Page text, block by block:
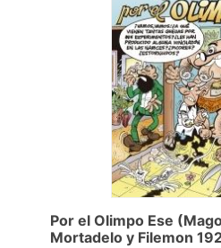
Por el Olimpo Ese
Mortadelo y Filemon